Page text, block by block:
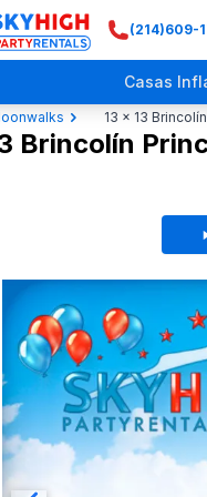
(214)609-
Casas
13 x 13
Brincolín